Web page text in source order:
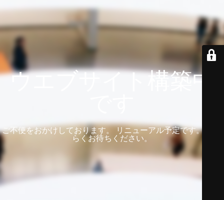
ウエブサイト構築中
ご不便をおかけしております。 リニューアル予定です。 しば
らくお待ちください。